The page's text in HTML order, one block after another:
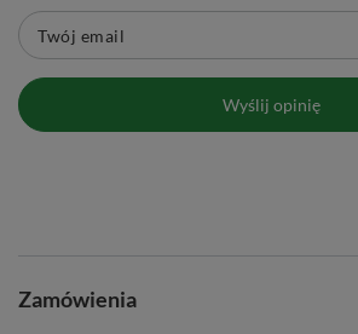
Twój email
Wyślij opinię
Zamówienia